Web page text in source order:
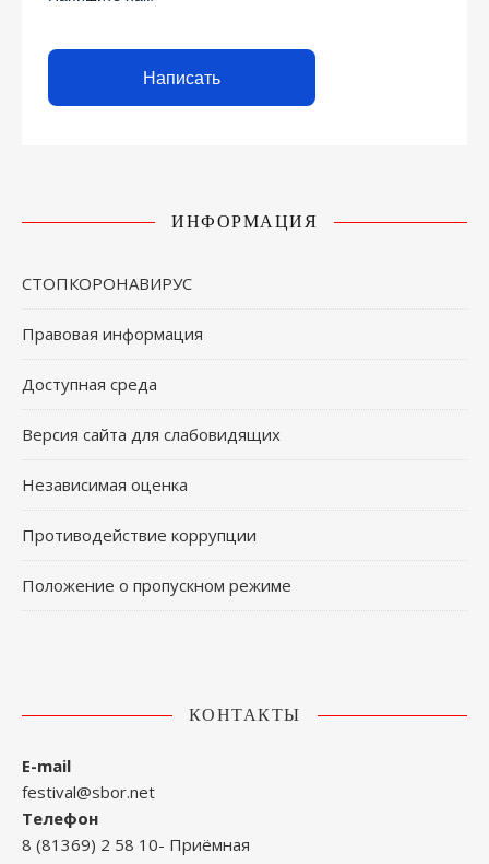
Написать
ИНФОРМАЦИЯ
СТОПКОРОНАВИРУС
Правовая информация
Доступная среда
Версия сайта для слабовидящих
Независимая оценка
Противодействие коррупции
Положение о пропускном режиме
КОНТАКТЫ
E-mail
festival@sbor.net
Телефон
8 (81369) 2 58 10- Приёмная